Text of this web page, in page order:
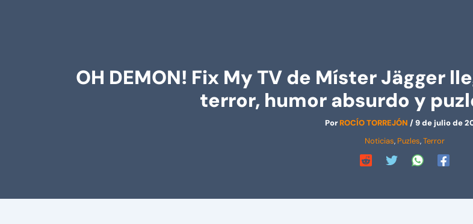
OH DEMON! Fix My TV de Míster Jägger
terror, humor absurdo y
PorROCÍO TORREJÓN /9 de julio de
Noticias, Puzles,Terror